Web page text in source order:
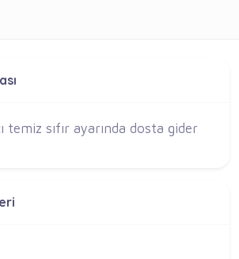
temiz sıfır ayarında dosta gider